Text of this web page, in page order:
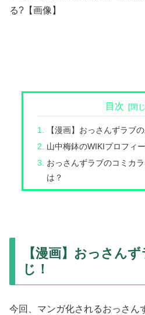
る?【画像】
目次
【漫画】おっさんずラブ
山中梅鉢のWIKIプロフィ
おっさんずラブのコミカ
は？
【漫画】おっさん
じ！
今回、マンガ化されるおっさん